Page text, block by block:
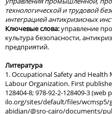
технологической и трудовой
интеграцией антикризисных
Ключевые слова:управление
культура безопасности,
предприятий.
Литература
1. Occupational Safety and
Labour Organization. First
128404-8; 978-92-2-128409-3 (web
ilo.org/sites/default/files/wcmsp5/
abidjan/@sro-cairo/documents/